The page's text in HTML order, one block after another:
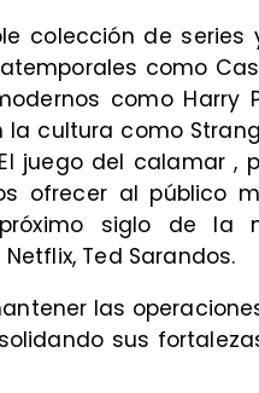
colección de series
como
como Harry
cultura como
juego del calamar ,
ofrecer al público
siglo de la
Ted Sarandos.
las
sus